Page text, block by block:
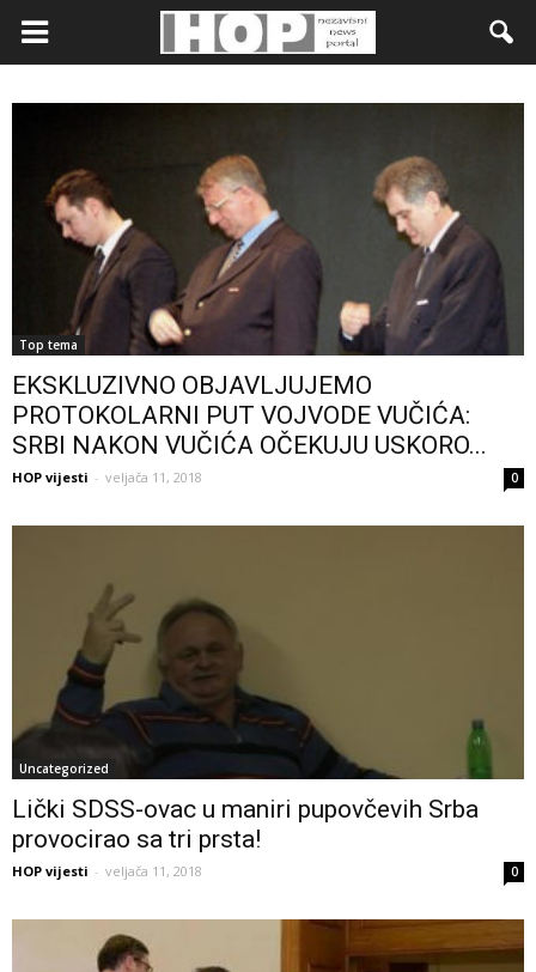
Top tema
EKSKLUZIVNO OBJAVLJUJEMO
PROTOKOLARNI PUT VOJVODE VUČIĆA:
SRBI NAKON VUČIĆA OČEKUJU USKORO...
HOP vijesti - veljača 11, 2018 0
Uncategorized
Lički SDSS-ovac u maniri pupovčevih Srba
provocirao sa tri prsta!
HOP vijesti - veljača 11, 2018 0